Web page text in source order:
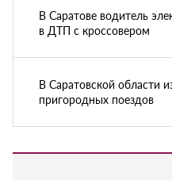
В Саратове водитель
в ДТП с кроссовером
В Саратовской области
пригородных поездов